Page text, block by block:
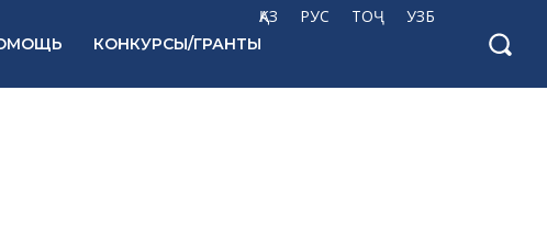
ҚАЗ РУС ТОҶ УЗБ
КОНКУРСЫ/ГРАНТЫ